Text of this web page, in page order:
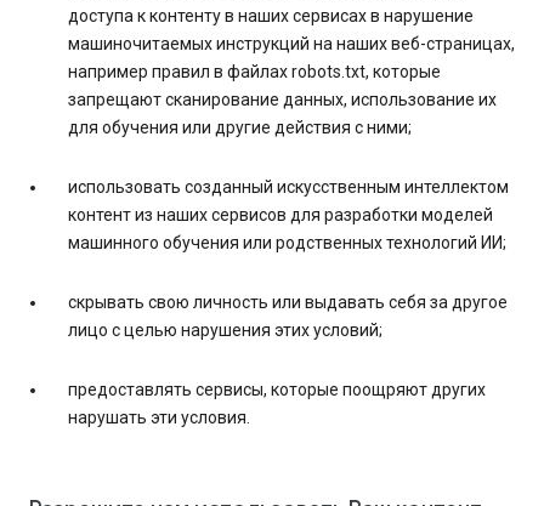
доступа к контенту в наших сервисах в нарушение
машиночитаемых инструкций на наших веб-страницах,
например правил в файлах robots.txt, которые
запрещают сканирование данных, использование их
для обучения или другие действия с ними;
использовать созданный искусственным интеллектом
контент из наших сервисов для разработки моделей
машинного обучения или родственных технологий ИИ;
скрывать свою личность или выдавать себя за другое
лицо с целью нарушения этих условий;
предоставлять сервисы, которые поощряют других
нарушать эти условия.